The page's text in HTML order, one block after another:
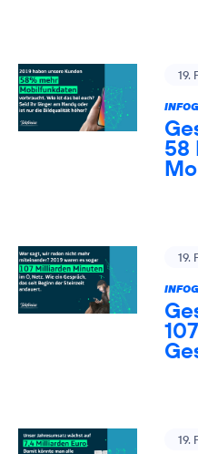
19.
58
19.
19.